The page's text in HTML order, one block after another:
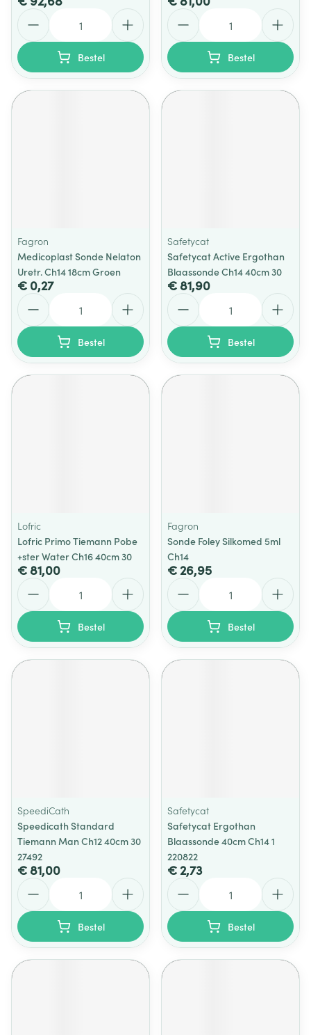
Bestel Bestel
Fagron
Medicoplast Sonde Nelaton
Uretr. Ch14 18cm Groen
€ 0,27
Bestel
Safetycat
Safetycat Active Ergothan
Blaassonde Ch14 40cm 30
€ 81,90
Bestel
Lofric
Lofric Primo Tiemann Pobe
+ster Water Ch16 40cm 30
€ 81,00
Bestel
Fagron
Sonde Foley Silkomed 5ml
Ch14
€ 26,95
Bestel
SpeediCath
Speedicath Standard
Tiemann Man Ch12 40cm 30
27492
€ 81,00
Bestel
Safetycat
Safetycat Ergothan
Blaassonde 40cm Ch14 1
220822
€ 2,73
Bestel